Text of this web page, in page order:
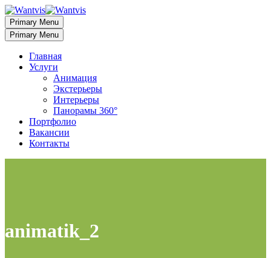
Primary Menu
Primary Menu
Главная
Услуги
Анимация
Экстерьеры
Интерьеры
Панорамы 360°
Портфолио
Вакансии
Контакты
animatik_2